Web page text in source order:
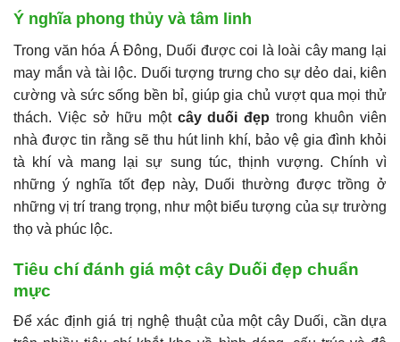
Ý nghĩa phong thủy và tâm linh
Trong văn hóa Á Đông, Duối được coi là loài cây mang lại
may mắn và tài lộc. Duối tượng trưng cho sự dẻo dai, kiên
cường và sức sống bền bỉ, giúp gia chủ vượt qua mọi thử
thách. Việc sở hữu một cây duối đẹp trong khuôn viên
nhà được tin rằng sẽ thu hút linh khí, bảo vệ gia đình khỏi
tà khí và mang lại sự sung túc, thịnh vượng. Chính vì
những ý nghĩa tốt đẹp này, Duối thường được trồng ở
những vị trí trang trọng, như một biểu tượng của sự trường
thọ và phúc lộc.
Tiêu chí đánh giá một cây Duối đẹp chuẩn
mực
Để xác định giá trị nghệ thuật của một cây Duối, cần dựa